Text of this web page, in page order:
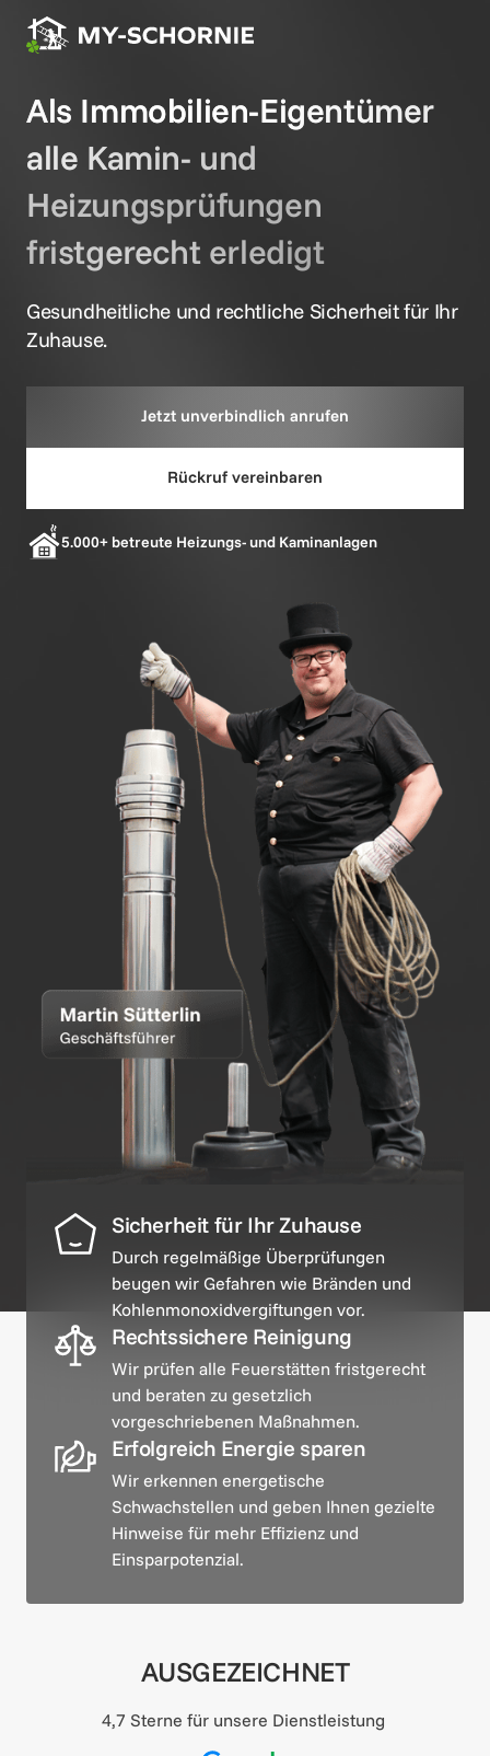
Als Immobilien-Eigentümer
alle Kamin- und
Heizungsprüfungen
fristgerecht erledigt
Gesundheitliche und rechtliche Sicherheit für Ihr
Zuhause.
Jetzt unverbindlich anrufen
Rückruf vereinbaren
5.000+ betreute Heizungs- und Kaminanlagen
Sicherheit für Ihr Zuhause
Durch regelmäßige Überprüfungen
beugen wir Gefahren wie Bränden und
Kohlenmonoxidvergiftungen vor.
Rechtssichere Reinigung
Wir prüfen alle Feuerstätten fristgerecht
und beraten zu gesetzlich
vorgeschriebenen Maßnahmen.
Erfolgreich Energie sparen
Wir erkennen energetische
Schwachstellen und geben Ihnen gezielte
Hinweise für mehr Effizienz und
Einsparpotenzial.
AUSGEZEICHNET
4,7 Sterne für unsere Dienstleistung